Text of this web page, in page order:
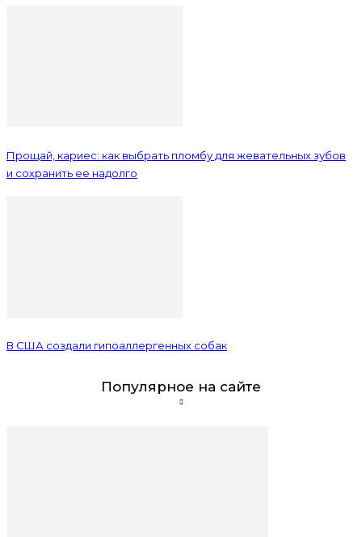
Прощай, кариес: как выбрать пломбу для жевательных зубов
и сохранить ее надолго
В США создали гипоаллергенных собак
Популярное на сайте